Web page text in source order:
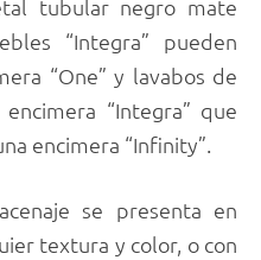
tubular negro mate
“Integra” pueden
“One” y lavabos de
“Integra” que
encimera “Infinity”.
se presenta en
textura y color, o con